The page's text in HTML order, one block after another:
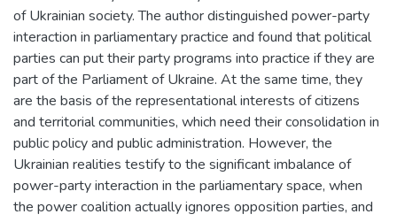
of Ukrainian society. The author distinguished power-party
interaction in parliamentary practice and found that political
parties can put their party programs into practice if they are
part of the Parliament of Ukraine. At the same time, they
are the basis of the representational interests of citizens
and territorial communities, which need their consolidation in
public policy and public administration. However, the
Ukrainian realities testify to the significant imbalance of
power-party interaction in the parliamentary space, when
the power coalition actually ignores opposition parties, and